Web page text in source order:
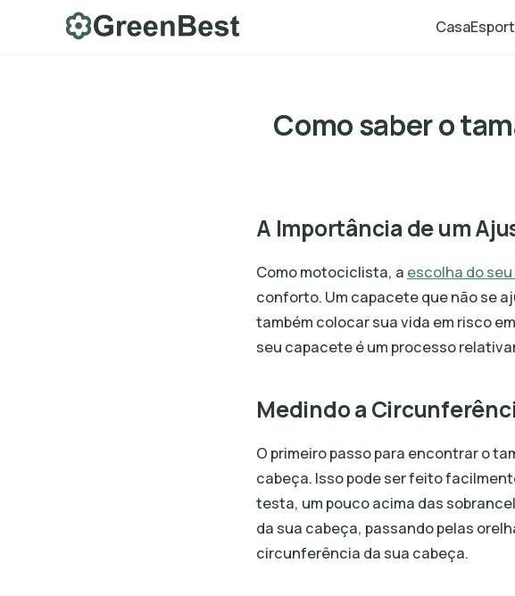
Casa
Como saber o
A Importância de um
Como motociclista, a escolha do
conforto. Um capacete que não se
também colocar sua vida em risco
seu capacete é um processo
Medindo a
O primeiro passo para encontrar o
cabeça. Isso pode ser feito
testa, um pouco acima das
da sua cabeça, passando pelas
circunferência da sua cabeça.